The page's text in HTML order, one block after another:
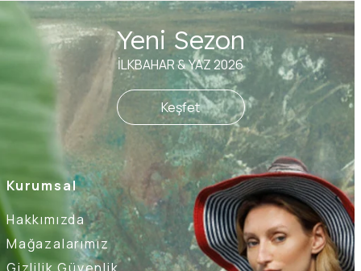
Kurumsal
Hakkımızda
Mağazalarımız
Yeni Sezon
İLKBAHAR & YAZ 2026
Keşfet